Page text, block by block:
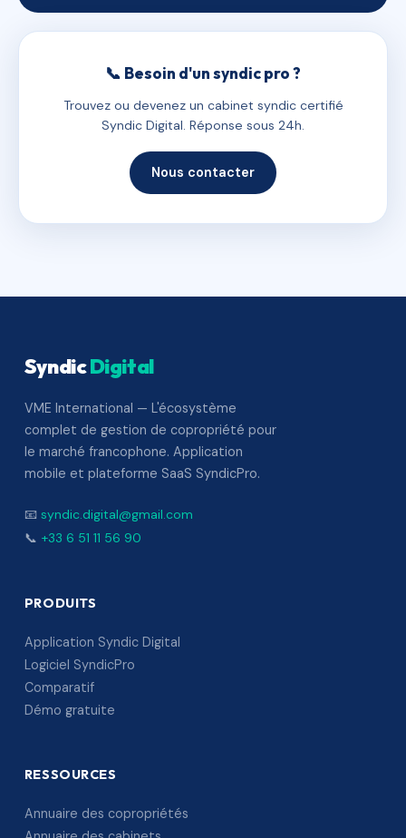
📞 Besoin d'un syndic pro ?
Trouvez ou devenez un cabinet syndic certifié
Syndic Digital. Réponse sous 24h.
Nous contacter
SyndicDigital
VME International — L'écosystème
complet de gestion de copropriété pour
le marché francophone. Application
mobile et plateforme SaaS SyndicPro.
📧 syndic.digital@gmail.com
📞 +33 6 51 11 56 90
PRODUITS
Application Syndic Digital
Logiciel SyndicPro
Comparatif
Démo gratuite
RESSOURCES
Annuaire des copropriétés